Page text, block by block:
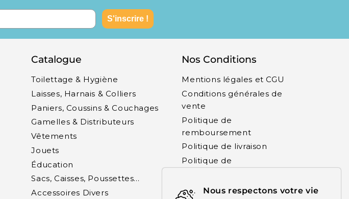
S'inscrire !
Catalogue
Toilettage & Hygiène
Laisses, Harnais & Colliers
Paniers, Coussins & Couchages
Gamelles & Distributeurs
Vêtements
Jouets
Éducation
Sacs, Caisses, Poussettes...
Accessoires Divers
Nos Conditions
Mentions légales et CGU
Conditions générales de
vente
Politique de
remboursement
Politique de livraison
Politique de
Politique des cookies
Nous respectons votre vie